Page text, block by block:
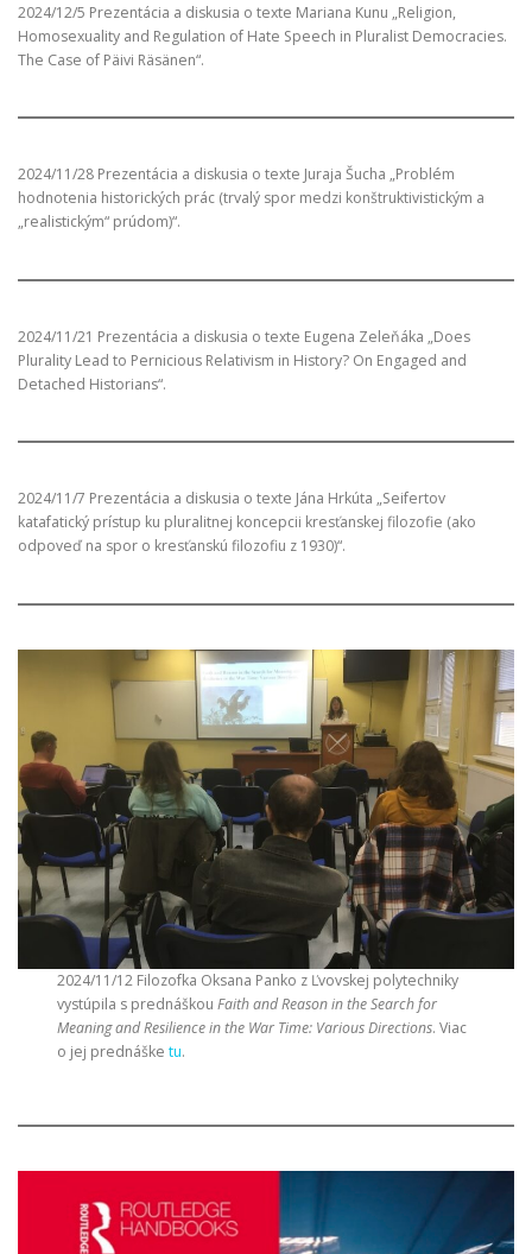
2024/12/5 Prezentácia a diskusia o texte Mariana Kunu „Religion,
Homosexuality and Regulation of Hate Speech in Pluralist Democracies.
The Case of Päivi Räsänen“.
2024/11/28 Prezentácia a diskusia o texte Juraja Šucha „Problém
hodnotenia historických prác (trvalý spor medzi konštruktivistickým a
„realistickým“ prúdom)“.
2024/11/21 Prezentácia a diskusia o texte Eugena Zeleňáka „Does
Plurality Lead to Pernicious Relativism in History? On Engaged and
Detached Historians“.
2024/11/7 Prezentácia a diskusia o texte Jána Hrkúta „Seifertov
katafatický prístup ku pluralitnej koncepcii kresťanskej filozofie (ako
odpoveď na spor o kresťanskú filozofiu z 1930)“.
2024/11/12 Filozofka Oksana Panko z Ľvovskej polytechniky
vystúpila s prednáškouFaith and Reason in the Search for
Meaning and Resilience in the War Time: Various Directions. Viac
o jej prednášketu.